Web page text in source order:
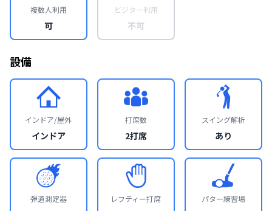
複数人利用
可
ビジター利用
不可
設備
インドア/屋外
インドア
打席数
2打席
スイング解析
あり
弾道測定器 レフティー打席 パター練習場